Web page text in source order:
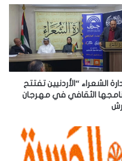
الشعراء “الأردنيين تفتتح
الثقافي في مهرجان